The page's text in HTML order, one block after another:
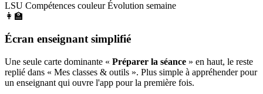
LSU Compétences couleur Évolution semaine
👩‍🏫
Écran enseignant simplifié
Une seule carte dominante « Préparer la séance » en haut, le reste
replié dans « Mes classes & outils ». Plus simple à appréhender pour
un enseignant qui ouvre l'app pour la première fois.